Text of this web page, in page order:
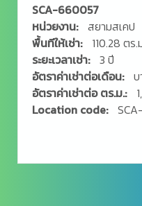
SCA-660058
หน่วยงาน: สยามสเคป
พื้นทีให้เช่า:
273.56 ตร.
ระยะเวลาเช่า: 3 ปี
อัตราค่าเช่าต่อเดือน: บ
อัตราค่าเช่าต่อ ตร.ม.:
Location code: